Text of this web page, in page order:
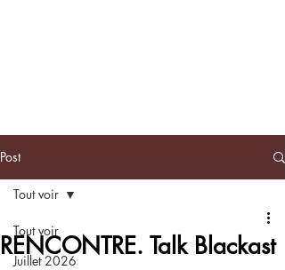
Post
Tout voir
Juillet 2026
Tout voir
RENCONTRE. Talk Blackast